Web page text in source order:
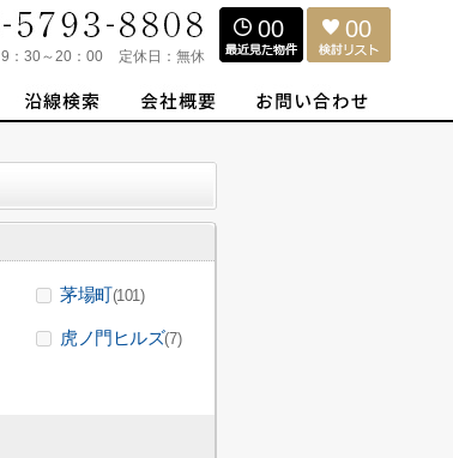
9：30～20：00 定休日： 無休
00 00
茅場町(101)
虎ノ門ヒルズ(7)